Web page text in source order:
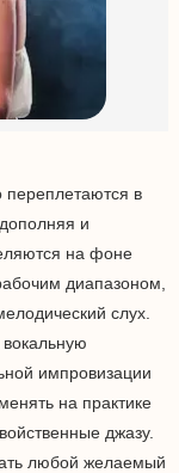
переплетаются в
и
на фоне
диапазоном,
слух.
импровизации
на практике
джазу.
любой желаемый